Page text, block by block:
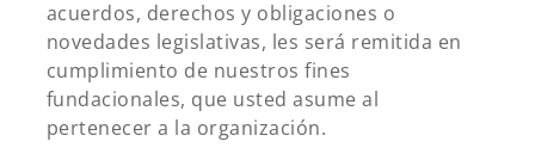
acuerdos, derechos y obligaciones o
novedades legislativas, les será remitida en
cumplimiento de nuestros fines
fundacionales, que usted asume al
pertenecer a la organización.